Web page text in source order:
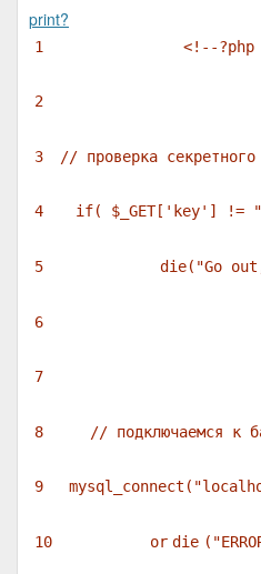
print?
1 <!--?php
2
3 // проверка
4 if( $_GET[ 'key' ] !=
5 die( "Go
6
7
8 // подключаемся к
9 mysql_connect(
10 or die (